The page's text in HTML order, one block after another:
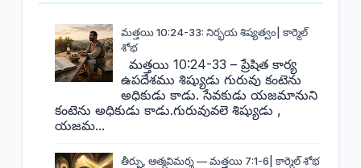
మత్తయి 10:24-33: నిర్భయ శిష్యత్వం| కార్మెల్
శోభ
మత్తయి 10:24-33 – ప్రేషిత కార్య
ఉపదేశము శిష్యుడు గురువు కంటెను
అధికుడు కాడు. సేవకుడు యజమానుని
కంటెను అధికుడు కాడు.గురువువలె శిష్యుడు ,
యజమ...
తీర్పు, ఆత్మవిమర్శ — మత్తయి 7:1-6| కార్మెల్ శోభ